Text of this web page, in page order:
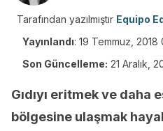
Tarafından yazılmıştır Equipo
Yayınlandı: 19 Temmuz, 2018
Son Güncelleme: 21 Aralık,
Gıdıyı eritmek ve daha
bölgesine ulaşmak